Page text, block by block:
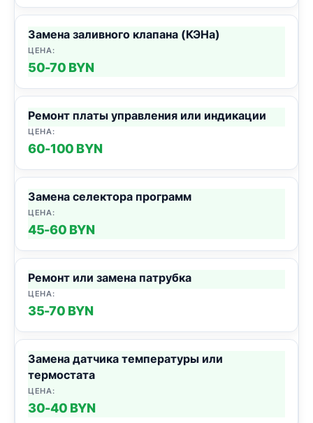
Замена заливного клапана (КЭНа)
50-70 BYN
Ремонт платы управления или индикации
60-100 BYN
Замена селектора программ
45-60 BYN
Ремонт или замена патрубка
35-70 BYN
Замена датчика температуры или
термостата
30-40 BYN